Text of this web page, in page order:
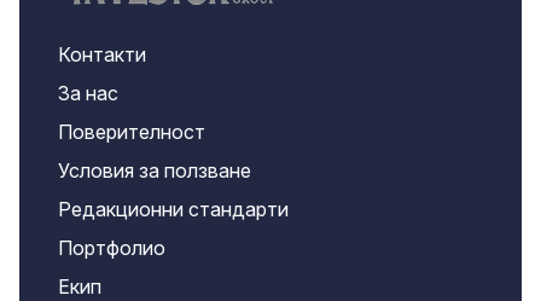
Контакти
За нас
Поверителност
Условия за ползване
Редакционни стандарти
Портфолио
Екип